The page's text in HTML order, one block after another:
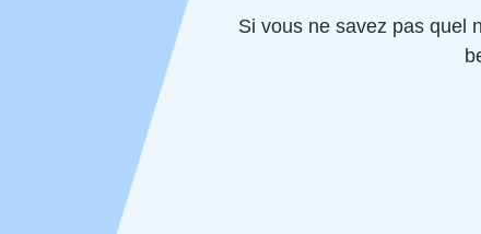
Si vous ne savez pas quel